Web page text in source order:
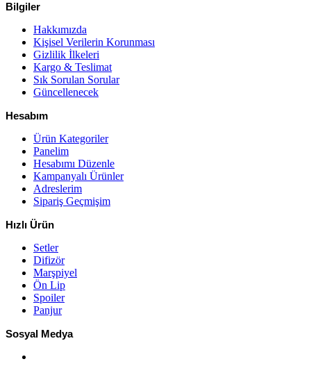
Bilgiler
Hakkımızda
Kişisel Verilerin Korunması
Gizlilik İlkeleri
Kargo & Teslimat
Sık Sorulan Sorular
Güncellenecek
Hesabım
Ürün Kategoriler
Panelim
Hesabımı Düzenle
Kampanyalı Ürünler
Adreslerim
Sipariş Geçmişim
Hızlı Ürün
Setler
Difizör
Marşpiyel
Ön Lip
Spoiler
Panjur
Sosyal Medya